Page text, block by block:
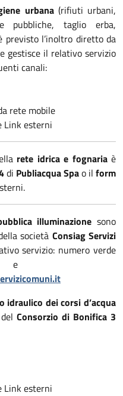
urbana(rifiuti urbani,
pubbliche, taglio erba,
previsto l’inoltro diretto da
gestisce il relativo servizio
canali:
rete mobile
Link esterni
rete idrica e fognariaè
di Publiacqua Spao il form
illuminazione sono
società Consiag Servizi
servizio: numero verde
idraulico dei corsi d’acqua
Consorzio di Bonifica 3
Link esterni